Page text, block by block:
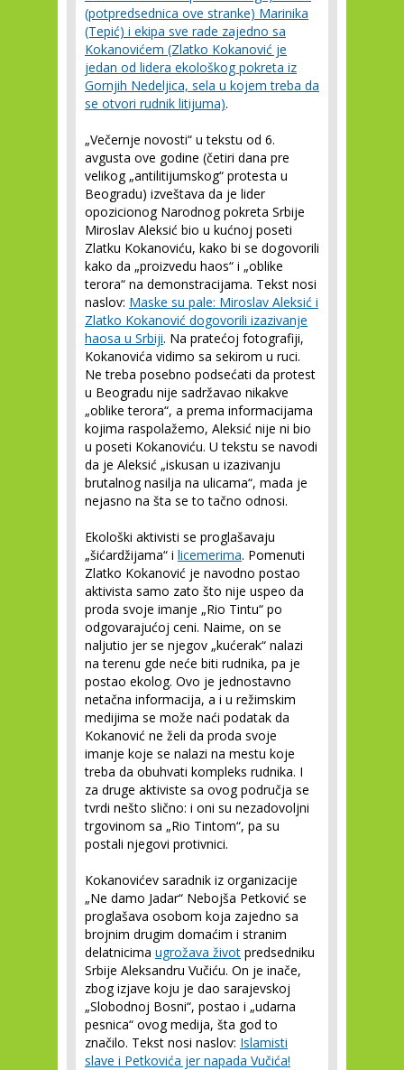
(potpredsednica ove stranke) Marinika
(Tepić) i ekipa sve rade zajedno sa
Kokanovićem (Zlatko Kokanović je
jedan od lidera ekološkog pokreta iz
Gornjih Nedeljica, sela u kojem treba da
se otvori rudnik litijuma).
„Večernje novosti“ u tekstu od 6.
avgusta ove godine (četiri dana pre
velikog „antilitijumskog“ protesta u
Beogradu) izveštava da je lider
opozicionog Narodnog pokreta Srbije
Miroslav Aleksić bio u kućnoj poseti
Zlatku Kokanoviću, kako bi se dogovorili
kako da „proizvedu haos“ i „oblike
terora“ na demonstracijama. Tekst nosi
naslov: Maske su pale: Miroslav Aleksić i
Zlatko Kokanović dogovorili izazivanje
haosa u Srbiji. Na pratećoj fotografiji,
Kokanovića vidimo sa sekirom u ruci.
Ne treba posebno podsećati da protest
u Beogradu nije sadržavao nikakve
„oblike terora“, a prema informacijama
kojima raspolažemo, Aleksić nije ni bio
u poseti Kokanoviću. U tekstu se navodi
da je Aleksić „iskusan u izazivanju
brutalnog nasilja na ulicama“, mada je
nejasno na šta se to tačno odnosi.
Ekološki aktivisti se proglašavaju
„šićardžijama“ i licemerima. Pomenuti
Zlatko Kokanović je navodno postao
aktivista samo zato što nije uspeo da
proda svoje imanje „Rio Tintu“ po
odgovarajućoj ceni. Naime, on se
naljutio jer se njegov „kućerak“ nalazi
na terenu gde neće biti rudnika, pa je
postao ekolog. Ovo je jednostavno
netačna informacija, a i u režimskim
medijima se može naći podatak da
Kokanović ne želi da proda svoje
imanje koje se nalazi na mestu koje
treba da obuhvati kompleks rudnika. I
za druge aktiviste sa ovog područja se
tvrdi nešto slično: i oni su nezadovoljni
trgovinom sa „Rio Tintom“, pa su
postali njegovi protivnici.
Kokanovićev saradnik iz organizacije
„Ne damo Jadar“ Nebojša Petković se
proglašava osobom koja zajedno sa
brojnim drugim domaćim i stranim
delatnicima ugrožava život predsedniku
Srbije Aleksandru Vučiću. On je inače,
zbog izjave koju je dao sarajevskoj
„Slobodnoj Bosni“, postao i „udarna
pesnica“ ovog medija, šta god to
značilo. Tekst nosi naslov: Islamisti
slave i Petkovića jer napada Vučića!